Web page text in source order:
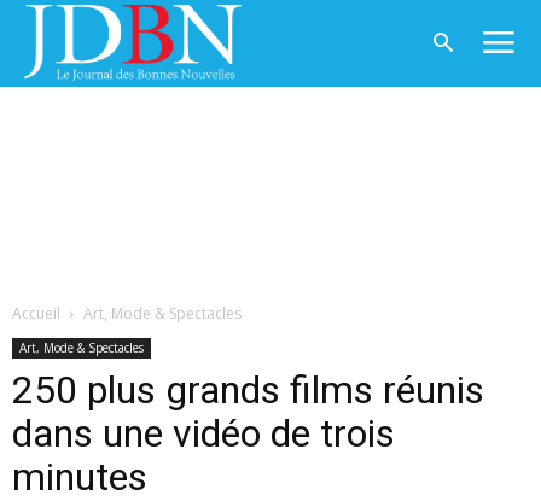
Accueil Art, Mode & Spectacles
Art, Mode & Spectacles
250 plus grands films réunis
dans une vidéo de trois
minutes